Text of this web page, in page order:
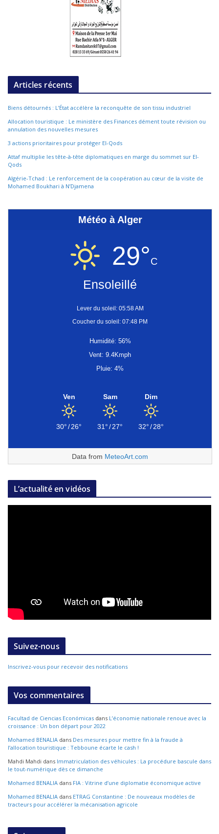
Articles récents
Biens détournés : L’État accélère la reconquête de son tissu industriel
Allocation touristique : Le ministère des Finances dément toute révision ou
annulation des nouvelles mesures
3 actions prioritaires pour protéger El-Qods
Attaf multiplie les tête-à-tête diplomatiques en marge du sommet sur El-
Qods
Algérie-Tchad : Le renforcement de la coopération au cœur de la visite de
Mohamed Boukhari à N’Djamena
Météo à Alger
29°C
Ensoleillé
Lever du soleil: 05:58 AM
Coucher du soleil: 07:48 PM
Humidité: 56%
Vent: 9.4Kmph
Pluie: 4%
Ven
30°/26°
Sam
31°/27°
Dim
32°/28°
Data from MeteoArt.com
L’actualité en vidéos
Suivez-nous
Inscrivez-vous pour recevoir des notifications
Vos commentaires
Facultad de Ciencias Económicas dans L’économie nationale renoue avec la
croissance : Un bon départ pour 2022
Mohamed BENALIA dans Des mesures pour mettre fin à la fraude à
l’allocation touristique : Tebboune écarte le cash !
Mahdi Mahdi dans Immatriculation des véhicules : La procédure bascule dans
le tout-numérique dès ce dimanche
Mohamed BENALIA dans FIA : Vitrine d’une diplomatie économique active
Mohamed BENALIA dans ETRAG Constantine : De nouveaux modèles de
tracteurs pour accélérer la mécanisation agricole